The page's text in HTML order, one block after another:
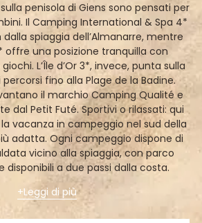
penisola di Giens sono pensati per
Il Camping International & Spa 4*
spiaggia dell’Almanarre, mentre
offre una posizione tranquilla con
L’Île d’Or 3*, invece, punta sulla
fino alla Plage de la Badine.
il marchio Camping Qualité e
dal Petit Futé. Sportivi o rilassati: qui
vacanza in campeggio nel sud della
adatta. Ogni campeggio dispone di
vicino alla spiaggia, con parco
disponibili a due passi dalla costa.
Leggi di più